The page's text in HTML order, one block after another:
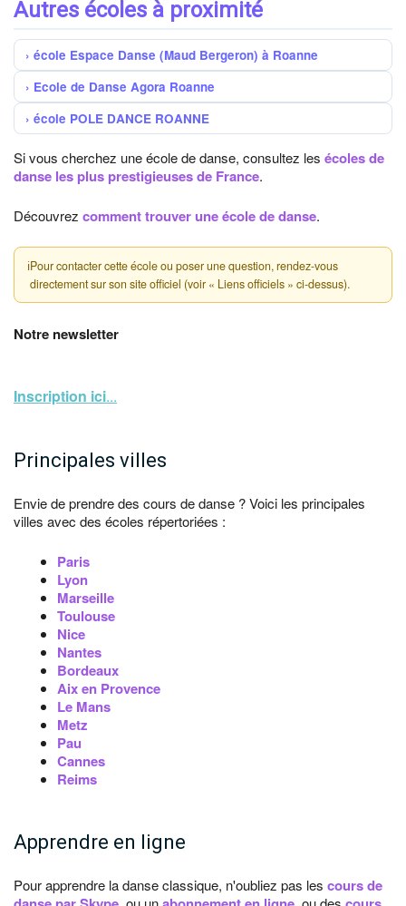
Autres écoles à proximité
école Espace Danse (Maud Bergeron) à Roanne
Ecole de Danse Agora Roanne
école POLE DANCE ROANNE
Si vous cherchez une école de danse, consultez les écoles de
danse les plus prestigieuses de France.
Découvrez comment trouver une école de danse.
ℹPour contacter cette école ou poser une question, rendez-vous
directement sur son site officiel (voir « Liens officiels » ci-dessus).
Notre newsletter
Inscription ici...
Principales villes
Envie de prendre des cours de danse ? Voici les principales
villes avec des écoles répertoriées :
Paris
Lyon
Marseille
Toulouse
Nice
Nantes
Bordeaux
Aix en Provence
Le Mans
Metz
Pau
Cannes
Reims
Apprendre en ligne
Pour apprendre la danse classique, n'oubliez pas les cours de